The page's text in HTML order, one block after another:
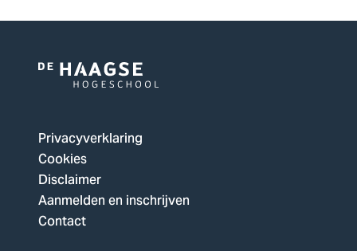
Logo
De
Haagse
Hogeschool,
ga
naar
de
Privacyverklaring
Cookies
Disclaimer
Aanmelden en inschrijven
Contact